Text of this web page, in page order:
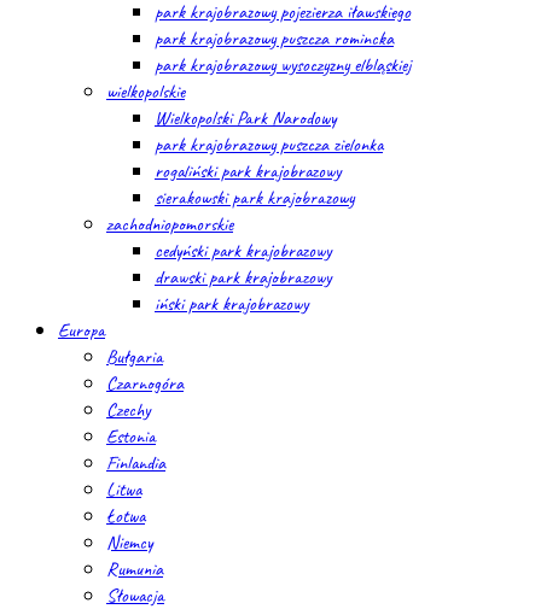
park krajobrazowy pojezierza iławskiego
park krajobrazowy puszcza romincka
park krajobrazowy wysoczyzny elbląskiej
wielkopolskie
Wielkopolski Park Narodowy
park krajobrazowy puszcza zielonka
rogaliński park krajobrazowy
sierakowski park krajobrazowy
zachodniopomorskie
cedyński park krajobrazowy
drawski park krajobrazowy
iński park krajobrazowy
Europa
Bułgaria
Czarnogóra
Czechy
Estonia
Finlandia
Litwa
Łotwa
Niemcy
Rumunia
Słowacja